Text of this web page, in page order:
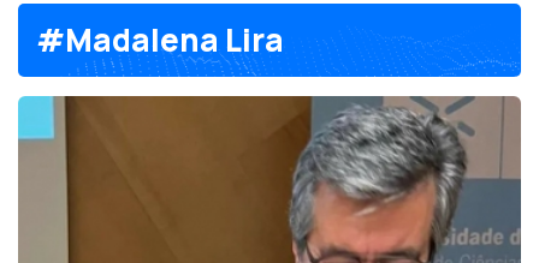
#Madalena Lira